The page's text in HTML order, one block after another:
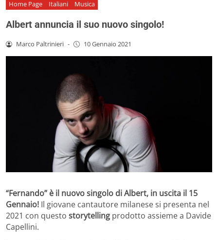
Home Page Italiani Musica
Albert annuncia il suo nuovo singolo!
Marco Paltrinieri - 10 Gennaio 2021
“Fernando” è il nuovo singolo di Albert, in uscita il 15
Gennaio! Il giovane cantautore milanese si presenta nel
2021 con questo storytelling prodotto assieme a Davide
Capellini.